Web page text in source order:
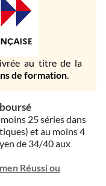
au titre de la
de formation.
25 séries dans
et au moins 4
de 34/40 aux
Réussi ou